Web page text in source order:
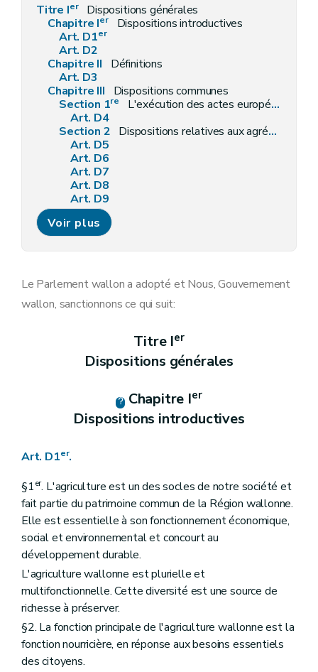
Titre Ier
Dispositions générales
Chapitre Ier
Dispositions introductives
Art. D1er
Art. D2
Chapitre II
Définitions
Art. D3
Chapitre III
Dispositions communes
Section 1re
L'exécution des actes européens
Art. D4
Section 2 Dispositions relatives aux agréments
Art. D5
Art. D6
Art. D7
Art. D8
Art. D9
Art. D10
Section 3
Art. D11
Art. D14
Moyens de conférer une date certaine à un document et computation des délais
Art. D15
Recours administratifs
Art. D18
De la récolte et de la gestion des données
Chapitre I Le système intégré de gestion et de contrôle " SIGeC " et le fonds SIGeC
Section 1 Le système intégré de gestion et de contrôle " SIGeC "
Art. D25
Art. D27
Chapitre II
La demande unique
Art. D28
Art. D29
Art. D30
Art. D31
Art. D32
Chapitre III Les données
Section 1 re
Les traitements de données à caractère personnel de l'organisme payeur
Art. D33
Art. D34
Art. D35
Art. D36
Art. D37
Voir plus
Le Parlement wallon a adopté et Nous, Gouvernement
wallon, sanctionnons ce qui suit:
Titre Ier
Dispositions générales
Chapitre Ier
Dispositions introductives
Art. D1er.
§1er. L'agriculture est un des socles de notre société et
fait partie du patrimoine commun de la Région wallonne.
Elle est essentielle à son fonctionnement économique,
social et environnemental et concourt au
développement durable.
L'agriculture wallonne est plurielle et
multifonctionnelle. Cette diversité est une source de
richesse à préserver.
§2. La fonction principale de l'agriculture wallonne est la
fonction nourricière, en réponse aux besoins essentiels
des citoyens.